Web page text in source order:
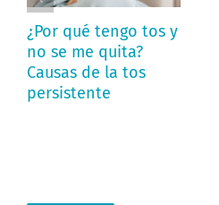
¿Por qué tengo tos y
no se me quita?
Causas de la tos
persistente